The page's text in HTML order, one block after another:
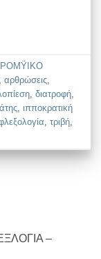
,αρθρώσεις
,διατροφή
ιπποκρατική
,τριβή
–